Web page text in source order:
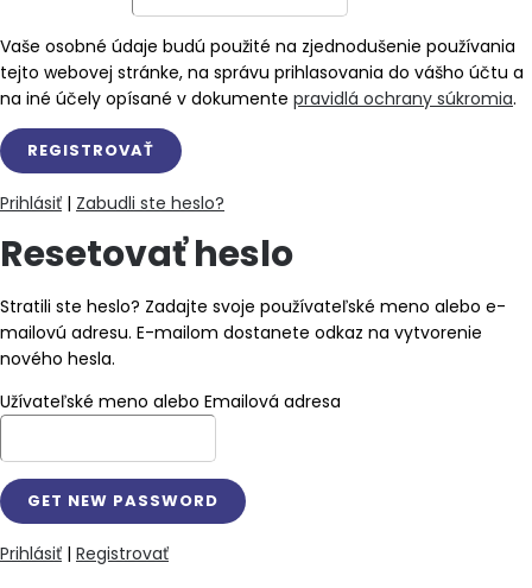
Vaše osobné údaje budú použité na zjednodušenie používania
tejto webovej stránke, na správu prihlasovania do vášho účtu a
na iné účely opísané v dokumente pravidlá ochrany súkromia.
Prihlásiť | Zabudli ste heslo?
Resetovať heslo
Stratili ste heslo? Zadajte svoje používateľské meno alebo e-
mailovú adresu. E-mailom dostanete odkaz na vytvorenie
nového hesla.
Užívateľské meno alebo Emailová adresa
Prihlásiť | Registrovať